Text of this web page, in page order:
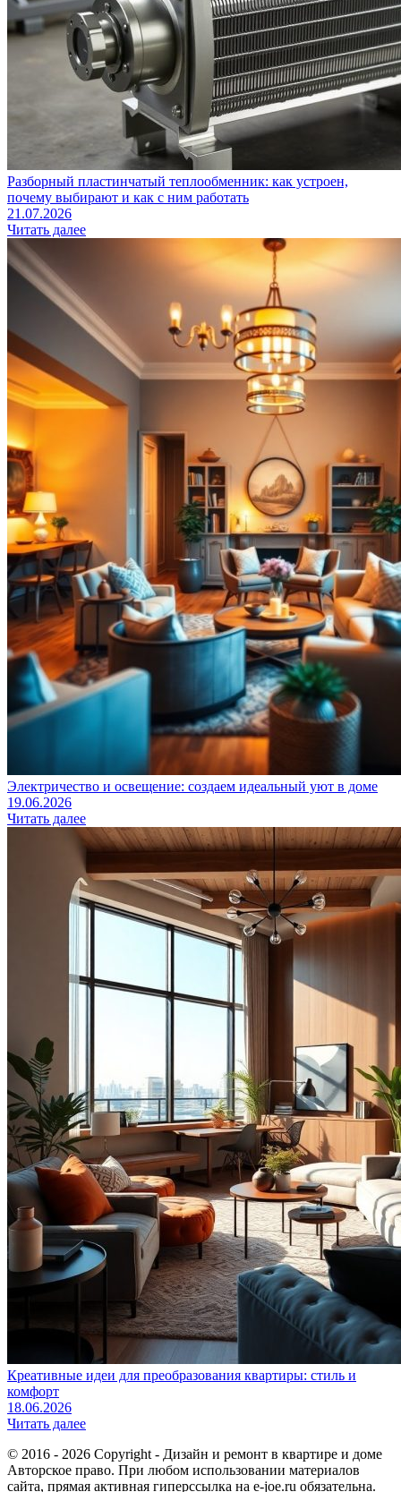
Разборный пластинчатый теплообменник: как устроен,
почему выбирают и как с ним работать
21.07.2026
Читать далее
Электричество и освещение: создаем идеальный уют в доме
19.06.2026
Читать далее
Креативные идеи для преобразования квартиры: стиль и
комфорт
18.06.2026
Читать далее
© 2016 - 2026 Copyright - Дизайн и ремонт в квартире и доме
Авторское право. При любом использовании материалов
сайта, прямая активная гиперссылка на e-joe.ru обязательна.